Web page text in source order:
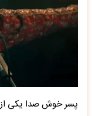
پسر خوش صدا یکی